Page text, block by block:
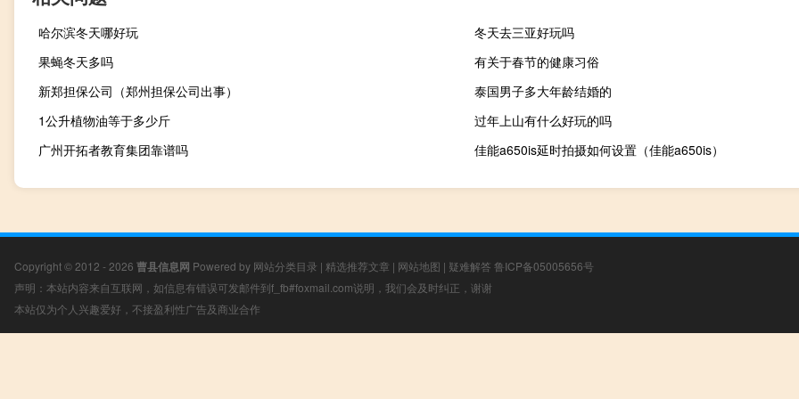
哈尔滨冬天哪好玩
冬天去三亚好玩吗
果蝇冬天多吗
有关于春节的健康习俗
新郑担保公司（郑州担保公司出事）
泰国男子多大年龄结婚的
1公升植物油等于多少斤
过年上山有什么好玩的吗
广州开拓者教育集团靠谱吗
佳能a650is延时拍摄如何设置（佳能a650is）
Copyright © 2012 - 2026 曹县信息网 Powered by 网站分类目录 | 精选推荐文章 | 网站地图 | 疑难解答 鲁ICP备05005656号
声明：本站内容来自互联网，如信息有错误可发邮件到f_fb#foxmail.com说明，我们会及时纠正，谢谢
本站仅为个人兴趣爱好，不接盈利性广告及商业合作